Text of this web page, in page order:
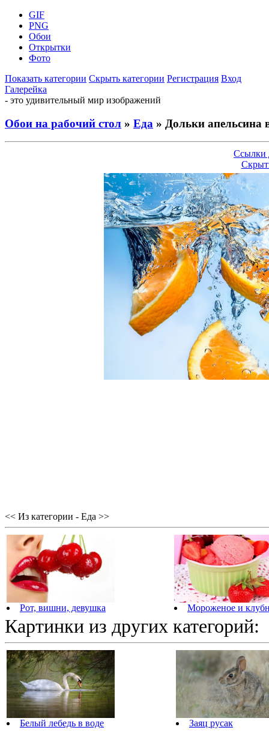
GIF
PNG
Обои
Открытки
Фото
Показать категории Скрыть категории Регистрация Вход
Галерейка
- это удивительный мир изображений
Обои на рабочий стол » Еда » Дольки апельсина
Ссылки
<< Из категории - Еда >>
Рот, вишни, девушка Мороженое и
Картинки из других категорий:
Белый лебедь в воде Заяц русак